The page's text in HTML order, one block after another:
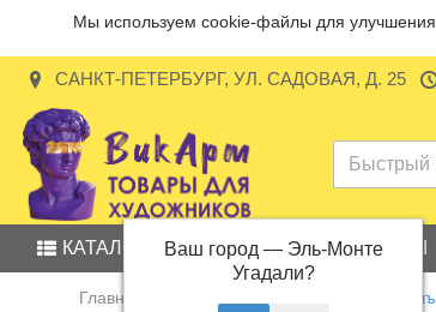
Мы используем cookie-файлы для улучшения
САНКТ-ПЕТЕРБУРГ, УЛ. САДОВАЯ, Д. 25
Ваш город — Эль-Монте
Угадали?
КАТАЛОГ АКЦИИ БРЕНДЫ
Главная Кисть из синтетики